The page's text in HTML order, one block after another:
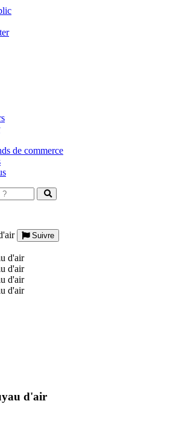
de commerce
Suivre
d'air